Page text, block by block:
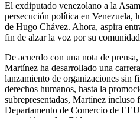
El exdiputado venezolano a la
persecución política en Venezuela,
de Hugo Chávez. Ahora, aspira
fin de alzar la voz por su
De acuerdo con una nota de
Martínez ha desarrollado una
lanzamiento de organizaciones sin
derechos humanos, hasta la
subrepresentadas, Martínez incluso
Departamento de Comercio de